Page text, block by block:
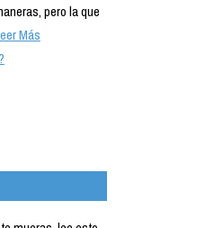
pero la que
Más